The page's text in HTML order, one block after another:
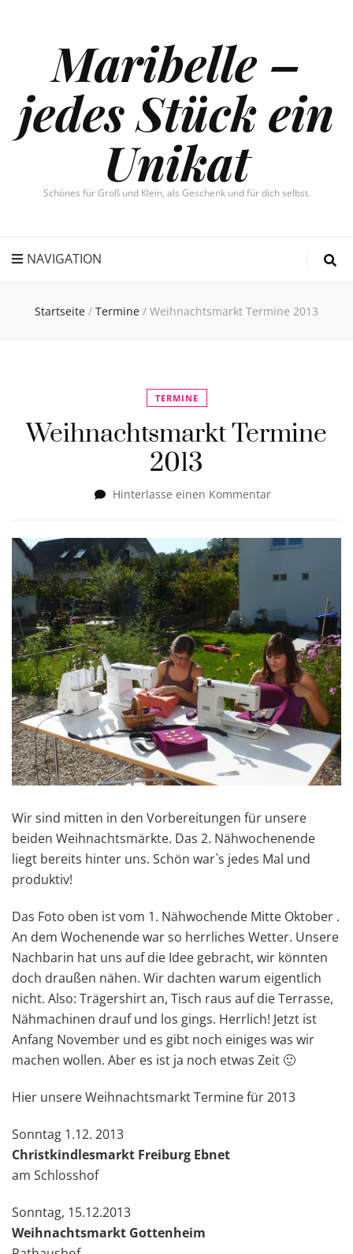
Maribelle –
jedes Stück ein
Unikat
Schönes für Groß und Klein, als Geschenk und für dich selbst.
NAVIGATION
Startseite / Termine / Weihnachtsmarkt Termine 2013
TERMINE
Weihnachtsmarkt Termine
2013
Hinterlasse einen Kommentarzu
2013
Wir sind mitten in den Vorbereitungen für unsere
beiden Weihnachtsmärkte. Das 2. Nähwochenende
liegt bereits hinter uns. Schön war`s jedes Mal und
produktiv!
Das Foto oben ist vom 1. Nähwochende Mitte Oktober .
An dem Wochenende war so herrliches Wetter. Unsere
Nachbarin hat uns auf die Idee gebracht, wir könnten
doch draußen nähen. Wir dachten warum eigentlich
nicht. Also: Trägershirt an, Tisch raus auf die Terrasse,
Nähmachinen drauf und los gings. Herrlich! Jetzt ist
Anfang November und es gibt noch einiges was wir
machen wollen. Aber es ist ja noch etwas Zeit 🙂
Hier unsere Weihnachtsmarkt Termine für 2013
Sonntag 1.12. 2013
Christkindlesmarkt Freiburg Ebnet
am Schlosshof
Sonntag, 15.12.2013
Weihnachtsmarkt Gottenheim